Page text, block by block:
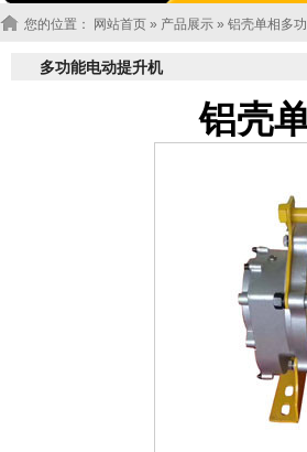
您的位置： 网站首页 » 产品展示 » 铝壳单相多
多功能电动提升机
铝壳